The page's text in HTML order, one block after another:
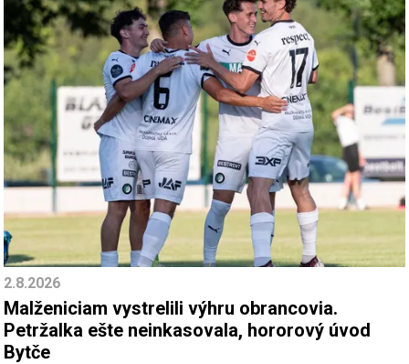
2.8.2026
Malženiciam vystrelili výhru obrancovia.
Petržalka ešte neinkasovala, hororový úvod
Bytče